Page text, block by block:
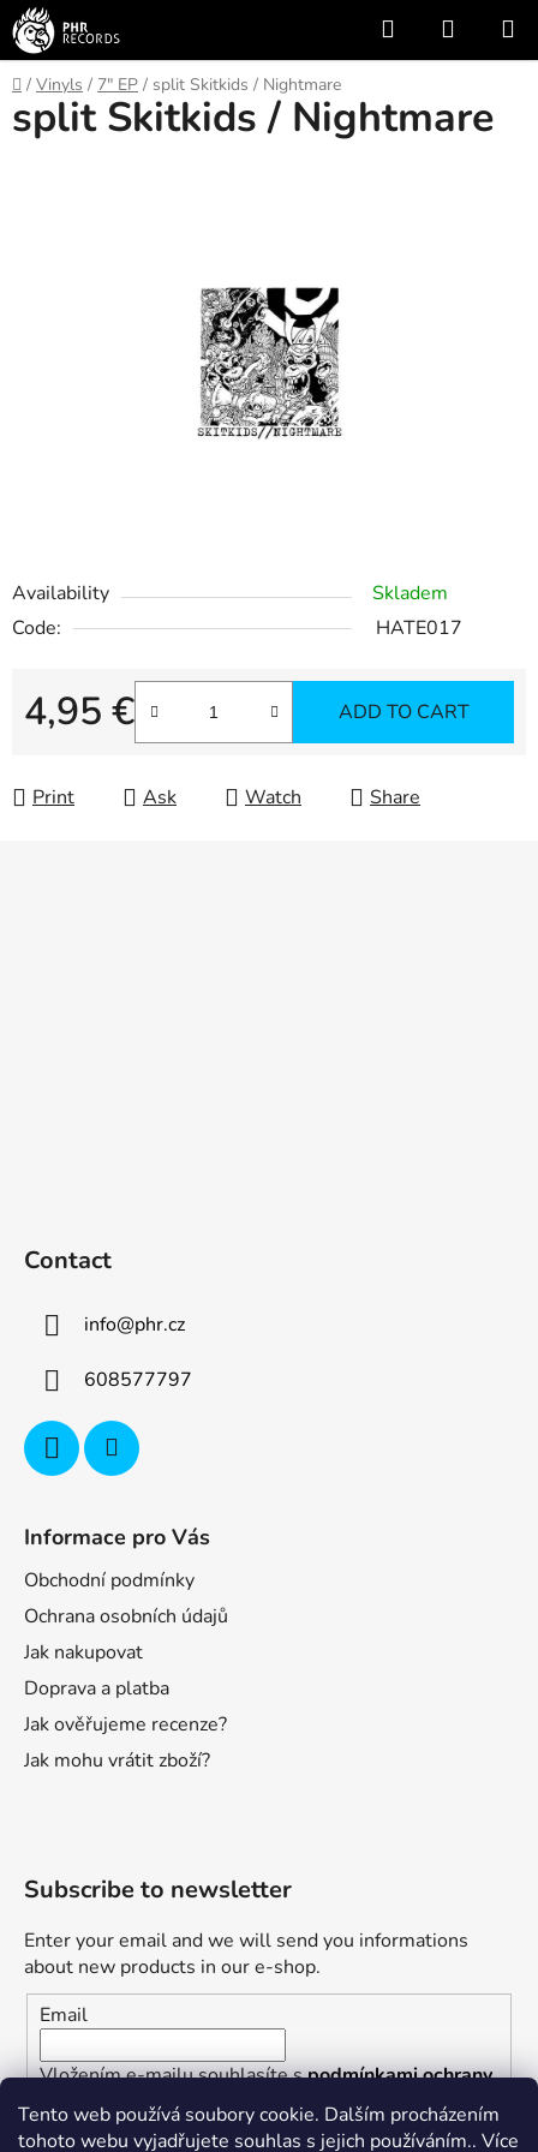
Tento web používá soubory cookie. Dalším procházením
tohoto webu vyjadřujete souhlas s jejich používáním.. Více
Skip
to
content
Search
CART
Home
/ Vinyls / 7" EP / split Skitkids / Nightmare
Availability
Skladem
Code:
HATE017
4,95 €
Measure price:
ADD TO CART
Print Ask Watch Share
split Skitkids / Nightmare
Contact
info@phr.cz
608577797
Informace pro Vás
Obchodní podmínky
Ochrana osobních údajů
Jak nakupovat
Doprava a platba
Jak ověřujeme recenze?
Jak mohu vrátit zboží?
Subscribe to newsletter
Enter your email and we will send you informations
about new products in our e-shop.
Email
Vložením e-mailu souhlasíte spodmínkami ochrany
osobních údajů